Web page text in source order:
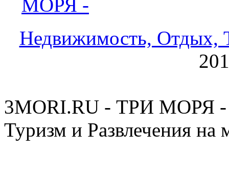
МОРЯ -
Недвижимость, Отдых,
3MORI.RU - ТРИ МОРЯ -
Туризм и Развлечения на